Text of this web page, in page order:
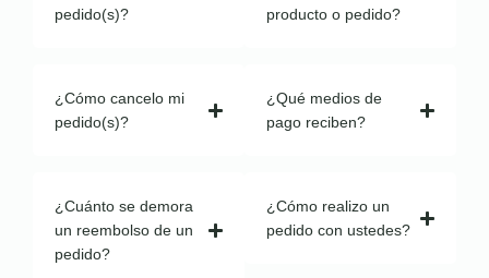
pedido(s)?
¿Cómo cancelo mi
pedido(s)?
¿Cuánto se demora
un reembolso de un
pedido?
producto o pedido?
¿Qué medios de
pago reciben?
¿Cómo realizo un
pedido con ustedes?